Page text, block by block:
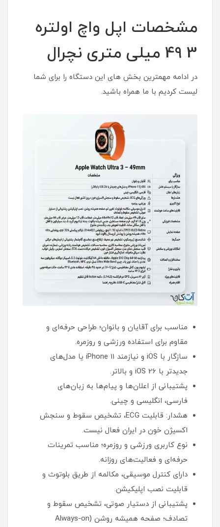
مشخصات اپل واچ اولتره
3 49 میلی متری نچرال
در ادامه مهمترین بخش های این دستگاه را برای شما
لیست کردیم با ما همراه باشید.
مناسب برای آقایان و بانوان؛ طراحی حرفه‌ای و
مقاوم برای استفاده ورزشی و روزمره.
سازگار با iOS و نیازمند iPhone 11 یا مدل‌های
جدیدتر با iOS 26 و بالاتر.
پشتیبانی از اعلان‌ها و پیام‌ها به زبان‌های
فارسی، انگلیسی و چینی.
هشدار: قابلیت ECG، تشخیص سقوط و سنجش
اکسیژن خون در ایران فعال نیست.
نوع کاربری ورزشی و روزمره؛ مناسب تمرینات
حرفه‌ای و فعالیت‌های روزانه.
دارای کنترل موسیقی، مکالمه از طریق بلوتوث و
قابلیت نصب اپلیکیشن.
پشتیبانی از دستیار صوتی، تشخیص سقوط و
تصادف؛ صفحه همیشه روشن (Always-on